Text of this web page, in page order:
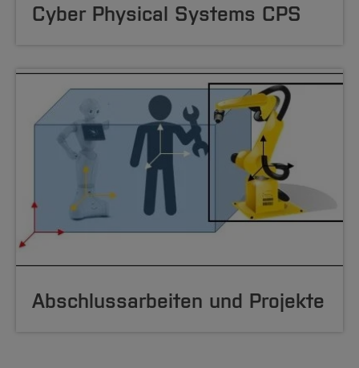
Cyber Physical Systems CPS
Abschlussarbeiten und Projekte